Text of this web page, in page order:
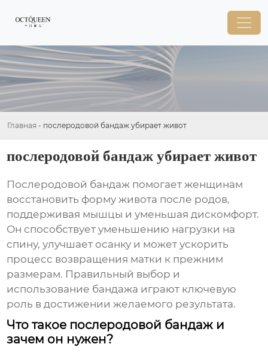
Главная - послеродовой бандаж убирает живот
послеродовой бандаж убирает живот
Послеродовой бандаж помогает женщинам
восстановить форму живота после родов,
поддерживая мышцы и уменьшая дискомфорт.
Он способствует уменьшению нагрузки на
спину, улучшает осанку и может ускорить
процесс возвращения матки к прежним
размерам. Правильный выбор и
использование бандажа играют ключевую
роль в достижении желаемого результата.
Что такое послеродовой бандаж и
зачем он нужен?